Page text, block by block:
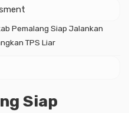
Pemalang Siap Jalankan
TPS Liar
Siap